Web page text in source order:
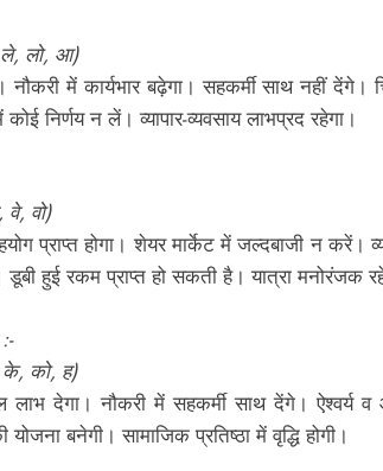
लो, आ)
में कार्यभार बढ़ेगा। सहकर्मी साथ नहीं
निर्णय न लें। व्यापार-व्यवसाय लाभप्रद रहेगा।
वो)
प्राप्त होगा। शेयर मार्केट में जल्दबाजी न करें।
हुई रकम प्राप्त हो सकती है। यात्रा मनोरंजक
को, ह)
लाभ देगा। नौकरी में सहकर्मी साथ देंगे।
योजना बनेगी। सामाजिक प्रतिष्ठा में वृद्धि होगी।